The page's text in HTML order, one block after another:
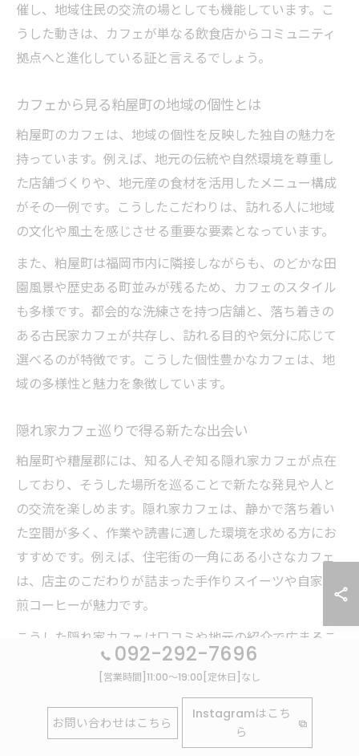
催し、地域住民の交流の場としても機能しています。こ
うした動きは、カフェが単なる飲食店からコミュニティ
拠点へと進化している証と言えるでしょう。
カフェから見る粕屋町の地域の個性とは
粕屋町のカフェは、地域の個性を反映した独自の魅力を
持っています。例えば、地元の伝統や自然環境を尊重し
た店舗づくりや、地元産の食材を活用したメニュー構成
がその一例です。こうしたこだわりは、訪れる人に地域
の文化や風土を感じさせる重要な要素となっています。
また、粕屋町は福岡市内に隣接しながらも、のどかな田
園風景や歴史ある町並みが残るため、カフェのスタイル
も多様です。都会的な洗練さを持つ店舗と、落ち着きの
ある古民家カフェが共存し、訪れる目的や気分に応じて
選べるのが特徴です。こうした個性豊かなカフェは、地
域の多様性と魅力を象徴しています。
隠れ家カフェ巡りで得る新たな出会い
粕屋町や糟屋郡には、知る人ぞ知る隠れ家カフェが点在
しており、そうした場所を巡ることで新たな発見や人と
の交流を楽しめます。隠れ家カフェは、静かで落ち着い
た空間が多く、作業や読書に適した環境を求める方にお
すすめです。例えば、住宅街の一角にある小さなカフェ
は、店主のこだわりが詰まった手作りスイーツや自家焙
煎コーヒーが魅力です。
こうした隠れ家カフェは口コミや地元の紹介で広まるこ
とが多く、訪れることで地域の人々とのつながりや温か
いコミュニケーションが生まれやすいです。カフェ巡り
が単なる飲食体験を超え、地域コミュニティの一部とな
る貴重な機会となるでしょう。
092-292-7696
[営業時間]11:00～19:00[定休日]なし
お問い合わせはこちら
Instagramはこち
ら